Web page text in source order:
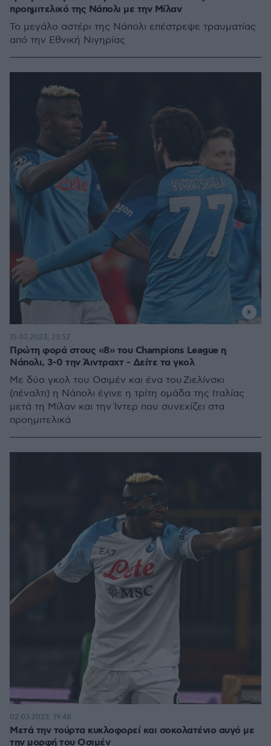
προημιτελικό της Νάπολι με την Μίλαν
To μεγάλο αστέρι της Νάπολι επέστρεψε τραυματίας
από την Εθνική Νιγηρίας
Πρώτη φορά στους «8» του Champions League η
Νάπολι, 3-0 την Άιντραχτ - Δείτε τα γκολ
Με δύο γκολ του Οσιμέν και ένα του Ζιελίνσκι
(πέναλτι) η Νάπολι έγινε η τρίτη ομάδα της Ιταλίας
μετά τη Μίλαν και την Ίντερ που συνεχίζει στα
προημιτελικά
15.03.2023, 23:52
Μετά την τούρτα κυκλοφορεί και σοκολατένιο αυγό με
την μορφή του Οσιμέν
02.03.2023, 19:48